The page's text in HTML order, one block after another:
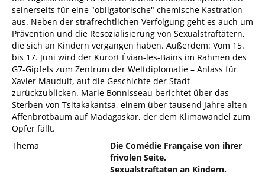
seinerseits für eine "obligatorische" chemische Kastration
aus. Neben der strafrechtlichen Verfolgung geht es auch um
Prävention und die Resozialisierung von Sexualstraftätern,
die sich an Kindern vergangen haben. Außerdem: Vom 15.
bis 17. Juni wird der Kurort Évian-les-Bains im Rahmen des
G7-Gipfels zum Zentrum der Weltdiplomatie – Anlass für
Xavier Mauduit, auf die Geschichte der Stadt
zurückzublicken. Marie Bonnisseau berichtet über das
Sterben von Tsitakakantsa, einem über tausend Jahre alten
Affenbrotbaum auf Madagaskar, der dem Klimawandel zum
Opfer fällt.
Thema
Die Comédie Française von ihrer
frivolen Seite.
Sexualstraftaten an Kindern.